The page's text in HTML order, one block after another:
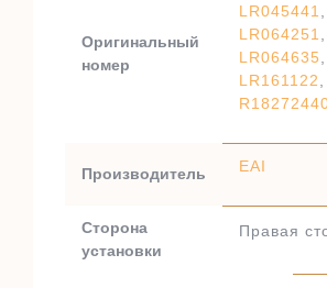
Оригинальный
номер
LR045441
LR064251
LR064635
LR161122
Производитель EAI
Сторона
установки
Правая